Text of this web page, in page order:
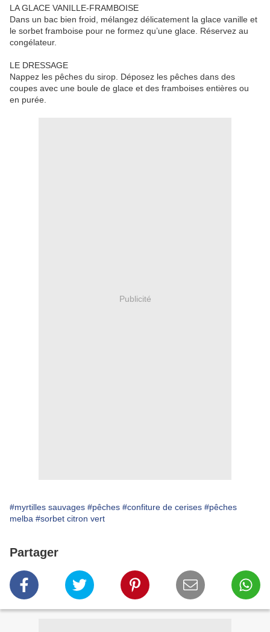
LA GLACE VANILLE-FRAMBOISE
Dans un bac bien froid, mélangez délicatement la glace vanille et
le sorbet framboise pour ne formez qu’une glace. Réservez au
congélateur.
LE DRESSAGE
Nappez les pêches du sirop. Déposez les pêches dans des
coupes avec une boule de glace et des framboises entières ou
en purée.
Publicité
#myrtilles sauvages #pêches #confiture de cerises #pêches
melba #sorbet citron vert
Partager